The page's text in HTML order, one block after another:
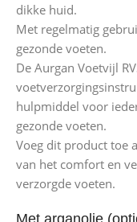
dikke huid.
Met regelmatig
gezonde voeten.
De Aurgan Voetvijl
hulpmiddel voor
gezonde voeten.
Voeg dit product toe
van het comfort en
verzorgde voeten.